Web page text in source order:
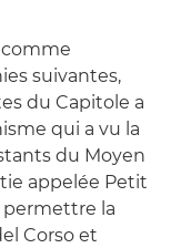
suivantes,
du Capitole a
qui a vu la
du Moyen
appelée Petit
permettre la
Corso et